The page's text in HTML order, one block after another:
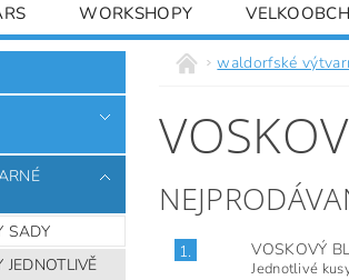
WORKSHOPY
SADY
waldorfské
1. VOSKOVÝ
Jednotlivé